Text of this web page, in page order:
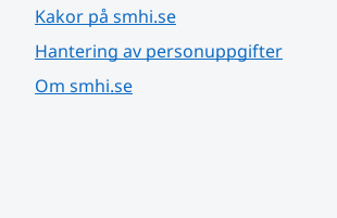
Kakor på smhi.se
Hantering av personuppgifter
Om smhi.se